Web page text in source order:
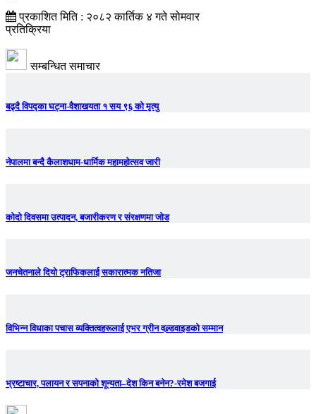
प्रकाशित मिति : २०८२ कार्तिक ४ गते सोमवार
प्रतिक्रिया
सम्बन्धित समाचार
बढ्दै विपद्का घट्ना-वैशाखयता १ सय ९६ को मृत्यु
नेपालमा बन्दै कैलाशधाम-धार्मिक महामहोत्सव जारी
कोदो दिवसमा उत्पादन, बजारीकरण र संरक्षणमा जोड
जनचेतनाले दियो ट्राफिकलाई सकारात्मक नतिजा
विभिन्न विधाका पचास व्यक्तित्वहरूलाई एभर ग्रीन वल्र्डवाइडको सम्मान
भ्रष्टाचार, पलायन र सपनाको शून्यता–देश किन बनेन?-रमेश बजगाई